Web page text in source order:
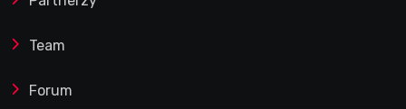
Team
Forum